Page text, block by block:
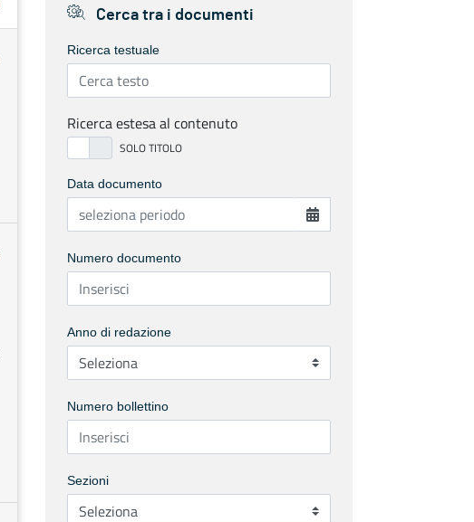
Cerca tra i documenti
Ricerca testuale
Ricerca estesa al contenuto
Data documento
Numero documento
Anno di redazione
Numero bollettino
Sezioni